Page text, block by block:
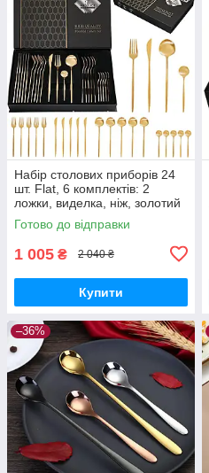
Набір столових приборів 24
шт. Flat, 6 комплектів: 2
ложки, виделка, ніж, золотий
Готово до відправки
1 005 ₴ 2 040 ₴
Купити
–36%